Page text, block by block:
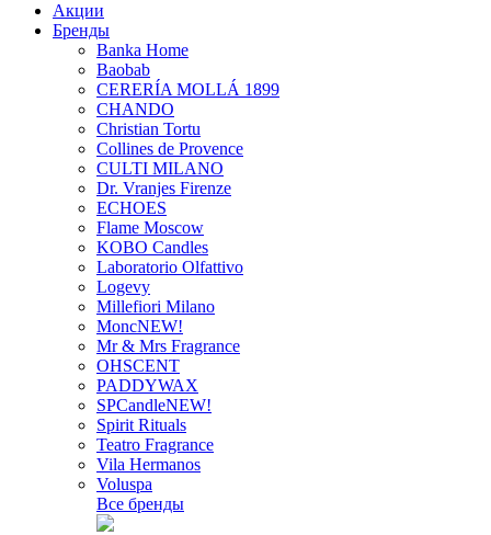
Акции
Бренды
Banka Home
Baobab
CERERÍA MOLLÁ 1899
CHANDO
Christian Tortu
Collines de Provence
CULTI MILANO
Dr. Vranjes Firenze
ECHOES
Flame Moscow
KOBO Candles
Laboratorio Olfattivo
Logevy
Millefiori Milano
MoncNEW!
Mr & Mrs Fragrance
OHSCENT
PADDYWAX
SPCandleNEW!
Spirit Rituals
Teatro Fragrance
Vila Hermanos
Voluspa
Все бренды